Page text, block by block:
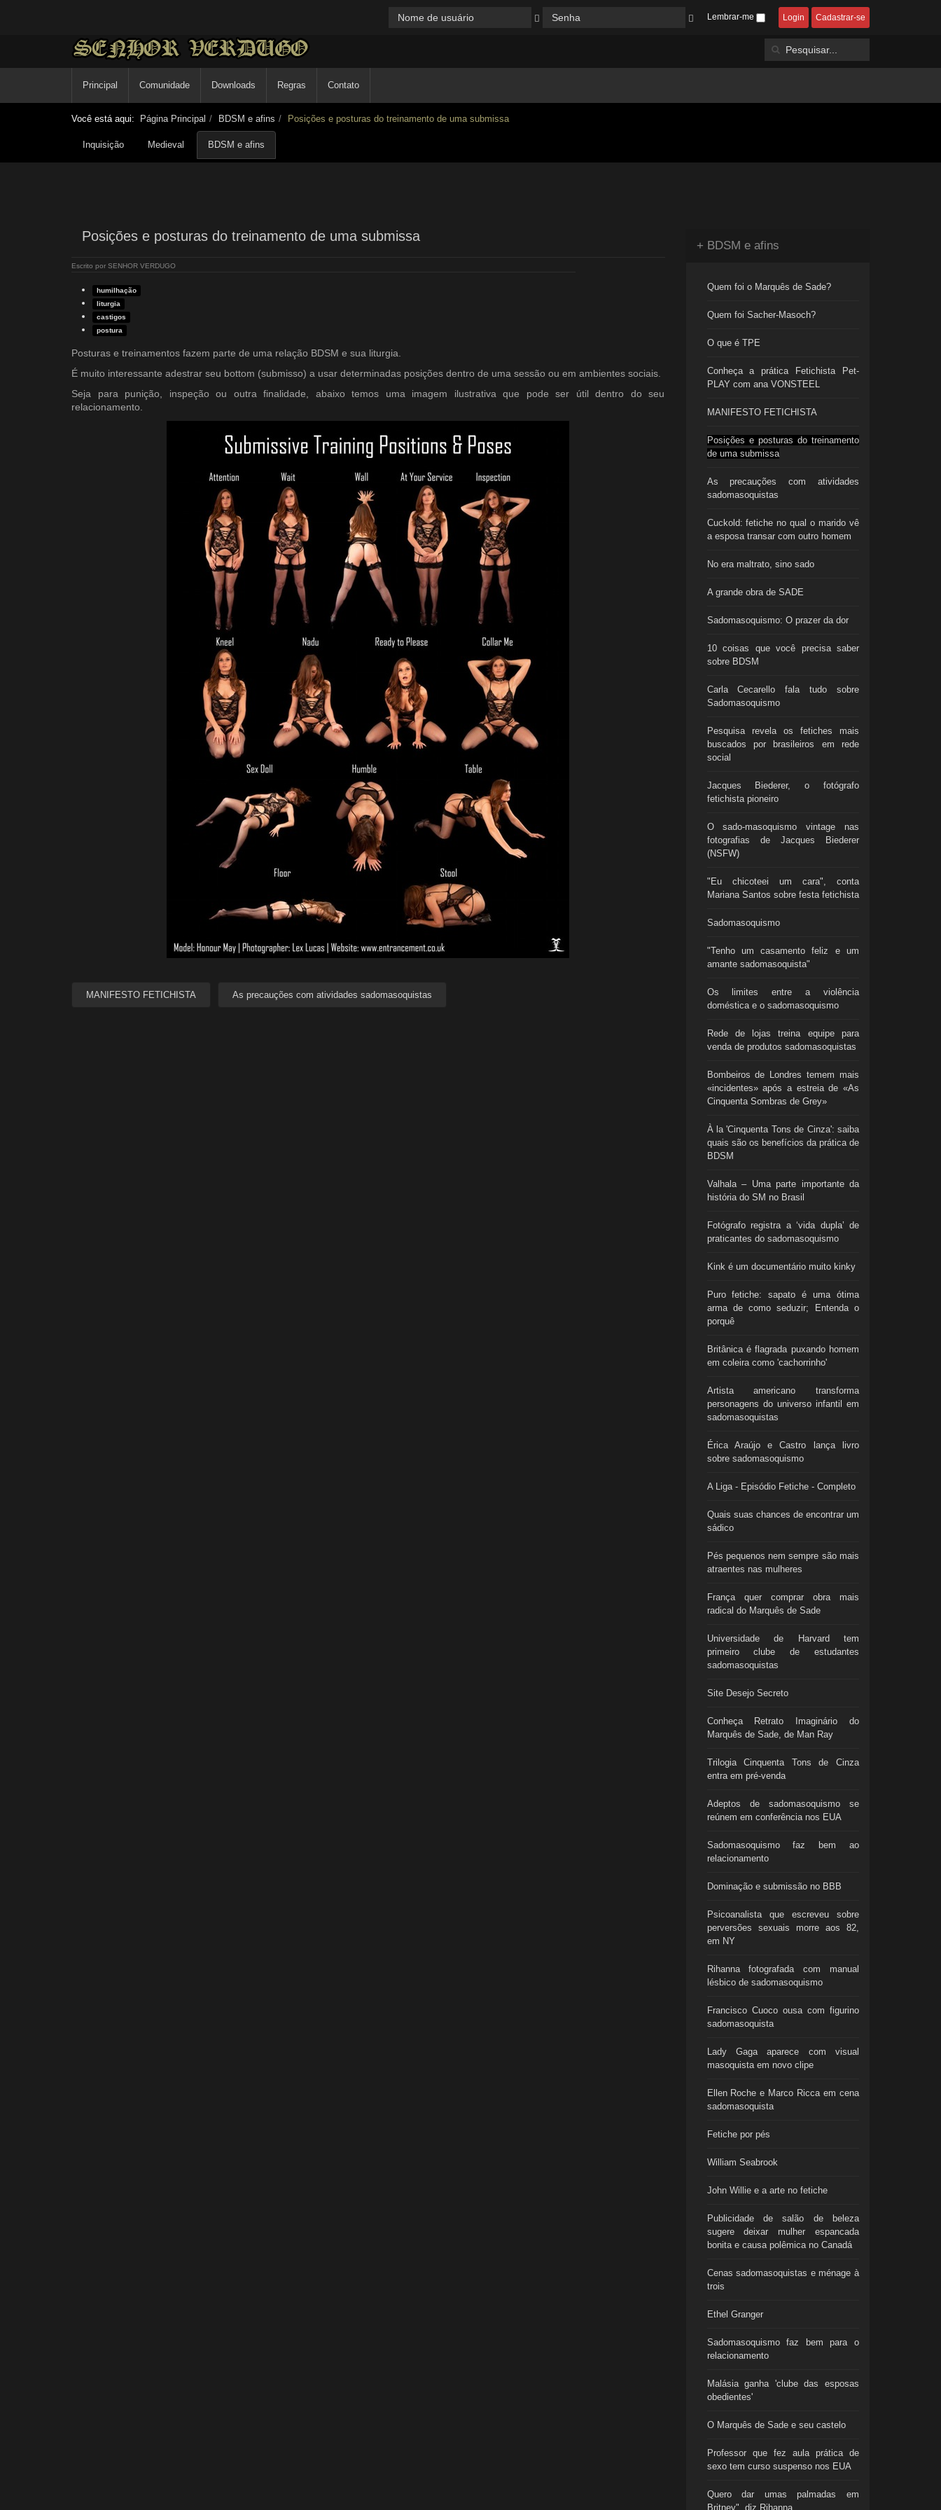
Lembrar-me Login Cadastrar-se
Principal Comunidade Downloads Regras Contato
Você está aqui: Página Principal BDSM e afins Posições e posturas do treinamento de uma submissa
Inquisição Medieval BDSM e afins
Posições e posturas do treinamento de uma submissa
Escrito por SENHOR VERDUGO
humilhação
liturgia
castigos
postura
Posturas e treinamentos fazem parte de uma relação BDSM e sua liturgia.
É muito interessante adestrar seu bottom (submisso) a usar determinadas posições dentro de uma sessão ou em ambientes sociais.
Seja para punição, inspeção ou outra finalidade, abaixo temos uma imagem ilustrativa que pode ser útil dentro do seu
relacionamento.
MANIFESTO FETICHISTA As precauções com atividades sadomasoquistas
+ BDSM e afins
Quem foi o Marquês de Sade?
Quem foi Sacher-Masoch?
O que é TPE
Conheça a prática Fetichista Pet-
PLAY com ana VONSTEEL
MANIFESTO FETICHISTA
Posições e posturas do treinamento
de uma submissa
As precauções com atividades
sadomasoquistas
Cuckold: fetiche no qual o marido vê
a esposa transar com outro homem
No era maltrato, sino sado
A grande obra de SADE
Sadomasoquismo: O prazer da dor
10 coisas que você precisa saber
sobre BDSM
Carla Cecarello fala tudo sobre
Sadomasoquismo
Pesquisa revela os fetiches mais
buscados por brasileiros em rede
social
Jacques Biederer, o fotógrafo
fetichista pioneiro
O sado-masoquismo vintage nas
fotografias de Jacques Biederer
(NSFW)
"Eu chicoteei um cara", conta
Mariana Santos sobre festa fetichista
Sadomasoquismo
"Tenho um casamento feliz e um
amante sadomasoquista"
Os limites entre a violência
doméstica e o sadomasoquismo
Rede de lojas treina equipe para
venda de produtos sadomasoquistas
Bombeiros de Londres temem mais
«incidentes» após a estreia de «As
Cinquenta Sombras de Grey»
À la 'Cinquenta Tons de Cinza': saiba
quais são os benefícios da prática de
BDSM
Valhala – Uma parte importante da
história do SM no Brasil
Fotógrafo registra a ‘vida dupla’ de
praticantes do sadomasoquismo
Kink é um documentário muito kinky
Puro fetiche: sapato é uma ótima
arma de como seduzir; Entenda o
porquê
Britânica é flagrada puxando homem
em coleira como 'cachorrinho'
Artista americano transforma
personagens do universo infantil em
sadomasoquistas
Érica Araújo e Castro lança livro
sobre sadomasoquismo
A Liga - Episódio Fetiche - Completo
Quais suas chances de encontrar um
sádico
Pés pequenos nem sempre são mais
atraentes nas mulheres
França quer comprar obra mais
radical do Marquês de Sade
Universidade de Harvard tem
primeiro clube de estudantes
sadomasoquistas
Site Desejo Secreto
Conheça Retrato Imaginário do
Marquês de Sade, de Man Ray
Trilogia Cinquenta Tons de Cinza
entra em pré-venda
Adeptos de sadomasoquismo se
reúnem em conferência nos EUA
Sadomasoquismo faz bem ao
relacionamento
Dominação e submissão no BBB
Psicoanalista que escreveu sobre
perversões sexuais morre aos 82,
em NY
Rihanna fotografada com manual
lésbico de sadomasoquismo
Francisco Cuoco ousa com figurino
sadomasoquista
Lady Gaga aparece com visual
masoquista em novo clipe
Ellen Roche e Marco Ricca em cena
sadomasoquista
Fetiche por pés
William Seabrook
John Willie e a arte no fetiche
Publicidade de salão de beleza
sugere deixar mulher espancada
bonita e causa polêmica no Canadá
Cenas sadomasoquistas e ménage à
trois
Ethel Granger
Sadomasoquismo faz bem para o
relacionamento
Malásia ganha 'clube das esposas
obedientes'
O Marquês de Sade e seu castelo
Professor que fez aula prática de
sexo tem curso suspenso nos EUA
Quero dar umas palmadas em
Britney", diz Rihanna